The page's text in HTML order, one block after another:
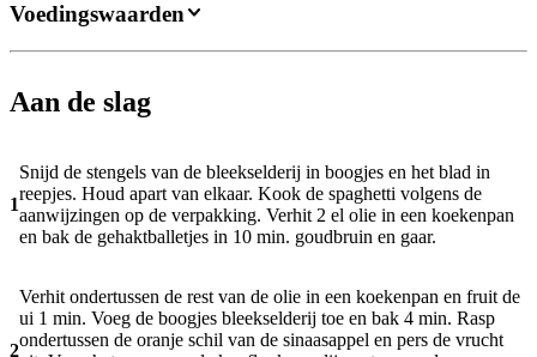
Aan de slag
1
Snijd de stengels van de bleekselderij in boogjes en het blad in
reepjes. Houd apart van elkaar. Kook de spaghetti volgens de
aanwijzingen op de verpakking. Verhit 2 el olie in een koekenpan
en bak de gehaktballetjes in 10 min. goudbruin en gaar.
2
Verhit ondertussen de rest van de olie in een koekenpan en fruit de
ui 1 min. Voeg de boogjes bleekselderij toe en bak 4 min. Rasp
ondertussen de oranje schil van de sinaasappel en pers de vrucht
Voedingswaarden